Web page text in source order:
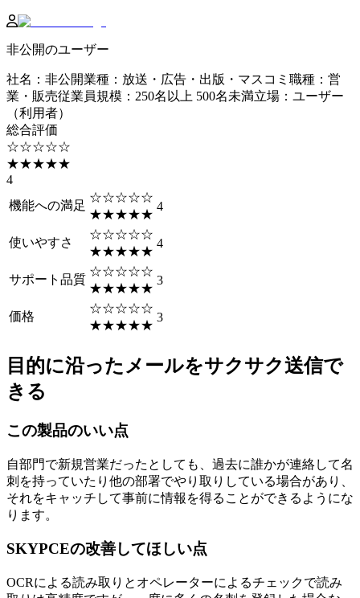
非公開のユーザー
社名 ： 非公開業種 ： 放送・広告・出版・マスコミ 職種 ： 営
業・販売従業員規模 ： 250名以上 500名未満立場 ： ユーザー
（利用者）
総合評価
☆☆☆☆☆
★★★★★
4
機能への満足
☆☆☆☆☆
★★★★★
4
使いやすさ
☆☆☆☆☆
★★★★★
4
サポート品質
☆☆☆☆☆
★★★★★
3
価格
☆☆☆☆☆
★★★★★
3
目的に沿ったメールをサクサク送信で
きる
この製品のいい点
自部門で新規営業だったとしても、過去に誰かが連絡して名
刺を持っていたり他の部署でやり取りしている場合があり、
それをキャッチして事前に情報を得ることができるようにな
ります。
SKYPCEの改善してほしい点
OCRによる読み取りとオペレーターによるチェックで読み